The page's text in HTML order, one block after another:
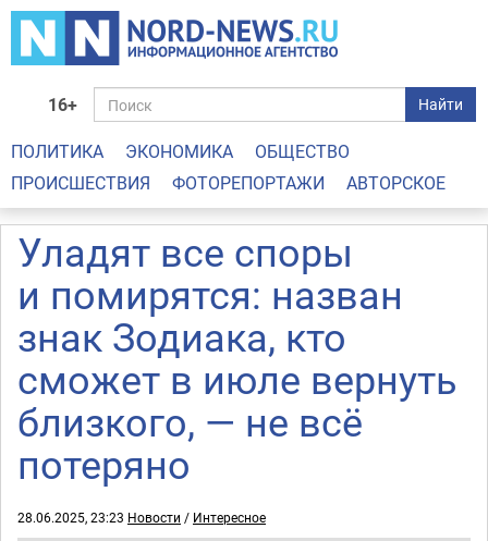
16+ Найти
ПОЛИТИКА ЭКОНОМИКА
ОБЩЕСТВО
ПРОИСШЕСТВИЯ
ФОТОРЕПОРТАЖИ АВТОРСКОЕ
Уладят все споры
и помирятся: назван
знак Зодиака, кто
сможет в июле вернуть
близкого, — не всё
потеряно
28.06.2025, 23:23 Новости / Интересное